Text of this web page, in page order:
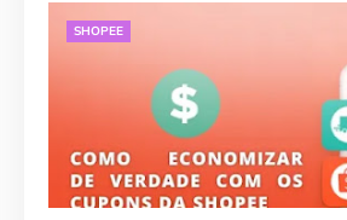
SHOPEE